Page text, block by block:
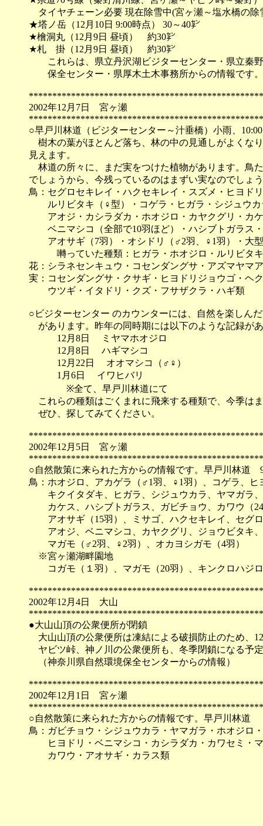
タイヤチェーン必要 現在除雪中(宮ヶ瀬～塩水橋の除
★塔ノ岳（12月10日 9:00時点） 30～40㌢
★檜洞丸（12月9日 昼頃） 約30㌢
★札 掛（12月9日 昼頃） 約30㌢
これらは、県立丹沢湖ビジターセンター・県立秦
保全センター・県厚木土木事務所からの情報です。
2002年12月7日 宮ヶ瀬
○早戸川林道（ビジターセンター～汁垂橋）小雨、10:00
樹木の葉がほとんど落ち、林の中の見通しがよくな
見えます。
林道の所々に、まだ実をつけた植物があります。鳥
でしょうから、今残っているのはまずい実なのでしょ
鳥：セグロセキレイ・ハクセキレイ・スズメ・ヒヨド
ルリビタキ（♀型）・コゲラ・ヒガラ・シジュウカ
アオジ・カシラダカ・ホオジロ・カヤクグリ・カ
ベニマシコ（全部で10羽ほど）・ハシブトガラス・
アオサギ（7羽）・オシドリ（♂2羽、♀1羽）・大
囀っていた種類：ヒガラ・ホオジロ・ルリビタキ
花：シラネセンキュウ・コセンダングサ・アズマヤマ
実：コセンダングサ・クサギ・ヒヨドリジョウゴ・ヘ
ウツギ・イタドリ・クズ・フサザクラ・ハギ類
○ビジターセンター のカウンターには、自然を楽しん
があります。昨年の同時期には以下のような記録が
12月8日 ミヤマホオジロ
12月8日 ハギマシコ
12月22日 オオマシコ（♂♀）
1月6日 イワヒバリ
※全て、早戸川林道にて
これらの種類はごくまれに飛来する種類で、今季は
ぜひ、探してみてください。
2002年12月5日 宮ヶ瀬
○自然散策に来られた方からの情報です。早戸川林道
鳥：ホオジロ、アカゲラ（♂1羽、♀1羽）、コゲラ、ヒ
キクイタダキ、ヒガラ、シジュウカラ、ヤマガラ
カケス、ハシブトガラス、ガビチョウ、カワウ（
アオサギ（15羽）、ミサゴ、ハクセキレイ、セグ
アオジ、ベニマシコ、カヤクグリ、ジョウビタキ
マガモ（♂2羽、♀2羽）、オカヨシガモ（4羽）
※宮ヶ瀬湖畔園地
コガモ（１羽）、マガモ（20羽）、キンクロハジ
2002年12月4日 大山
●大山山頂の公衆便所が閉鎖
大山山頂の公衆便所は凍結による破損防止のため、
ヤビツ峠、神ノ川の公衆便所も、冬季閉鎖になる予
（神奈川県自然環境保全センターからの情報）
2002年12月1日 宮ヶ瀬
○自然散策に来られた方からの情報です。早戸川林道
鳥：ガビチョウ・シジュウカラ・ヤマガラ・ホオジロ
ヒヨドリ・ベニマシコ・カシラダカ・カワセミ・
カワウ・アオサギ・カラス類